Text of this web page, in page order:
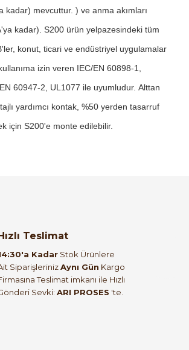
kadar) mevcuttur. ) ve anma akımları
kadar). S200 ürün yelpazesindeki tüm
konut, ticari ve endüstriyel uygulamalar
izin veren IEC/EN 60898-1,
60947-2, UL1077 ile uyumludur. Alttan
yardımcı kontak, %50 yerden tasarruf
için S200'e monte edilebilir.
Teslimat
Kadar Stok Ürünlere
SiparişlerinizAynı Gün Kargo
Teslimat imkanı ile Hızlı
Sevki: ARI PROSES 'te.